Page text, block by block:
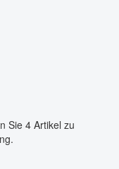
Sie 4 Artikel zu